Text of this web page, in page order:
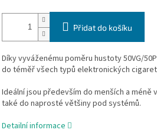
Přidat do košíku
Díky vyváženému poměru hustoty 50VG/
do téměř všech typů elektronických
Ideální jsou především do menších a méně
také do naprosté většiny pod systémů.
Detailní informace